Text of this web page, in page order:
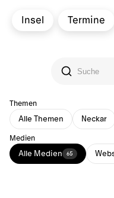
Insel Termine
Themen
Alle Themen Neckar
Medien
Alle Medien 65